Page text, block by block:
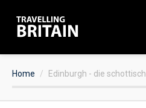
Home Edinburgh - die